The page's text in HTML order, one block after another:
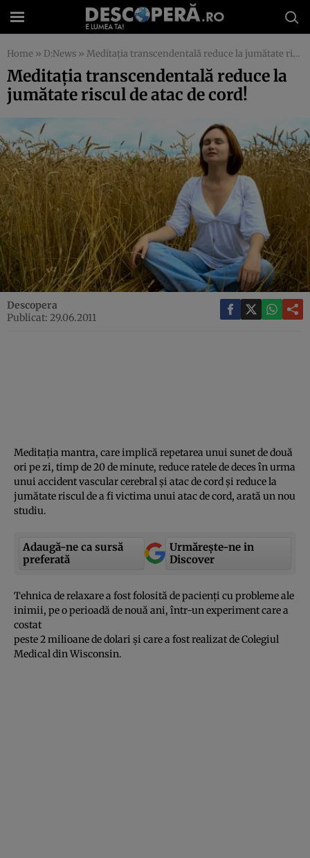
Home » D:News » Meditaţia transcendentală reduce la jumătate riscul de atac de cord!
Meditaţia transcendentală reduce la
jumătate riscul de atac de cord!
Descopera
Publicat: 29.06.2011
Meditaţia mantra, care implică repetarea unui sunet de două
ori pe zi, timp de 20 de minute, reduce ratele de deces în urma
unui accident vascular cerebral şi atac de cord şi reduce la
jumătate riscul de a fi victima unui atac de cord, arată un nou
studiu.
Adaugă-ne ca sursă
preferată
Urmărește-ne in
Discover
Tehnica de relaxare a fost folosită de pacienţi cu probleme ale
inimii, pe o perioadă de nouă ani, într-un experiment care a
costat
peste 2 milioane de dolari şi care a fost realizat de Colegiul
Medical din Wisconsin.